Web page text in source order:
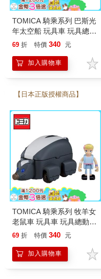
TOMICA 騎乘系列 巴斯光
年太空船 玩具車 玩具總動
員5 迪士尼 皮克斯 多美小
69 折 特價 340 元
加入購物車
【日本正版授權商品】
TOMICA 騎乘系列 牧羊女
老鼠車 玩具車 玩具總動員
5 迪士尼 皮克斯 多美小汽
69 折 特價 340 元
加入購物車